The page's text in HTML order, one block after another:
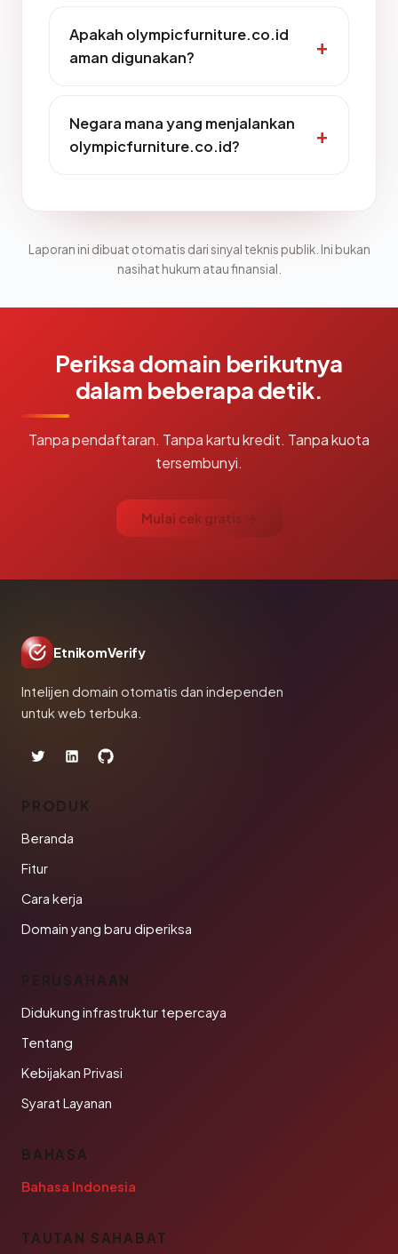
Apakah olympicfurniture.co.id
aman digunakan?
Negara mana yang menjalankan
olympicfurniture.co.id?
Laporan ini dibuat otomatis dari sinyal teknis publik. Ini bukan
nasihat hukum atau finansial.
Periksa domain berikutnya
dalam beberapa detik.
Tanpa pendaftaran. Tanpa kartu kredit. Tanpa kuota
tersembunyi.
Mulai cek gratis →
EtnikomVerify
Intelijen domain otomatis dan independen
untuk web terbuka.
PRODUK
Beranda
Fitur
Cara kerja
Domain yang baru diperiksa
PERUSAHAAN
Didukung infrastruktur tepercaya
Tentang
Kebijakan Privasi
Syarat Layanan
BAHASA
Bahasa Indonesia
TAUTAN SAHABAT